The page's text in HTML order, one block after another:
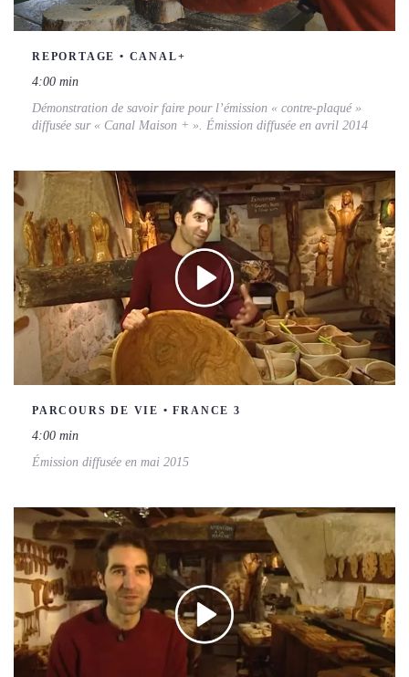
REPORTAGE • CANAL+
4:00 min
Démonstration de savoir faire pour l’émission « contre-plaqué »
diffusée sur « Canal Maison + ». Émission diffusée en avril 2014
PARCOURS DE VIE • FRANCE 3
4:00 min
Émission diffusée en mai 2015